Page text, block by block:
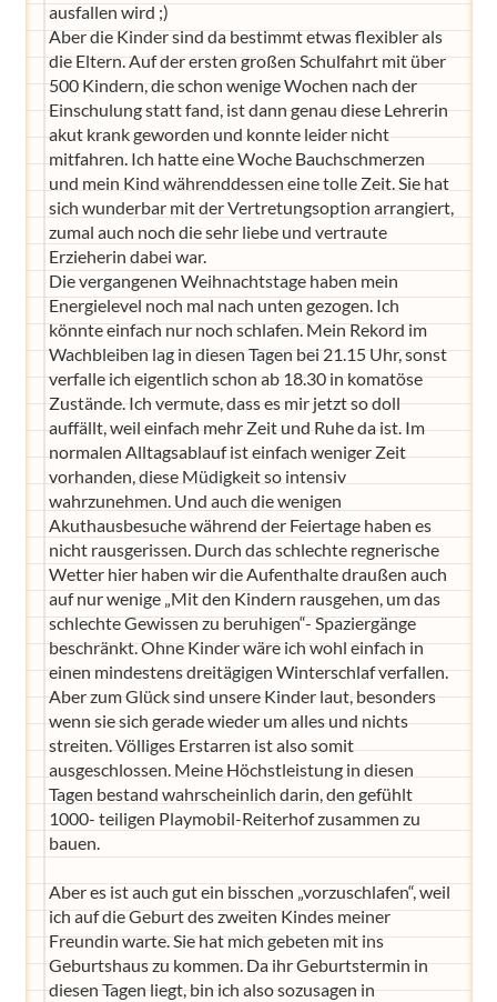
ausfallen wird ;)
Aber die Kinder sind da bestimmt etwas flexibler als
die Eltern. Auf der ersten großen Schulfahrt mit über
500 Kindern, die schon wenige Wochen nach der
Einschulung statt fand, ist dann genau diese Lehrerin
akut krank geworden und konnte leider nicht
mitfahren. Ich hatte eine Woche Bauchschmerzen
und mein Kind währenddessen eine tolle Zeit. Sie hat
sich wunderbar mit der Vertretungsoption arrangiert,
zumal auch noch die sehr liebe und vertraute
Erzieherin dabei war.
Die vergangenen Weihnachtstage haben mein
Energielevel noch mal nach unten gezogen. Ich
könnte einfach nur noch schlafen. Mein Rekord im
Wachbleiben lag in diesen Tagen bei 21.15 Uhr, sonst
verfalle ich eigentlich schon ab 18.30 in komatöse
Zustände. Ich vermute, dass es mir jetzt so doll
auffällt, weil einfach mehr Zeit und Ruhe da ist. Im
normalen Alltagsablauf ist einfach weniger Zeit
vorhanden, diese Müdigkeit so intensiv
wahrzunehmen. Und auch die wenigen
Akuthausbesuche während der Feiertage haben es
nicht rausgerissen. Durch das schlechte regnerische
Wetter hier haben wir die Aufenthalte draußen auch
auf nur wenige „Mit den Kindern rausgehen, um das
schlechte Gewissen zu beruhigen“- Spaziergänge
beschränkt. Ohne Kinder wäre ich wohl einfach in
einen mindestens dreitägigen Winterschlaf verfallen.
Aber zum Glück sind unsere Kinder laut, besonders
wenn sie sich gerade wieder um alles und nichts
streiten. Völliges Erstarren ist also somit
ausgeschlossen. Meine Höchstleistung in diesen
Tagen bestand wahrscheinlich darin, den gefühlt
1000- teiligen Playmobil-Reiterhof zusammen zu
bauen.
Aber es ist auch gut ein bisschen „vorzuschlafen“, weil
ich auf die Geburt des zweiten Kindes meiner
Freundin warte. Sie hat mich gebeten mit ins
Geburtshaus zu kommen. Da ihr Geburtstermin in
diesen Tagen liegt, bin ich also sozusagen in